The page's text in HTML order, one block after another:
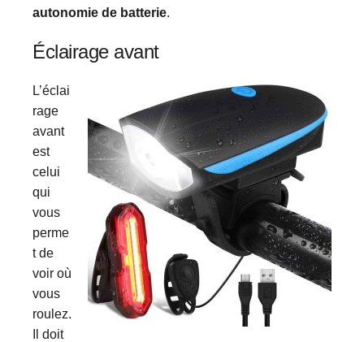
autonomie de batterie.
Éclairage avant
L’éclai
rage
avant
est
celui
qui
vous
perme
t de
voir où
vous
roulez.
Il doit